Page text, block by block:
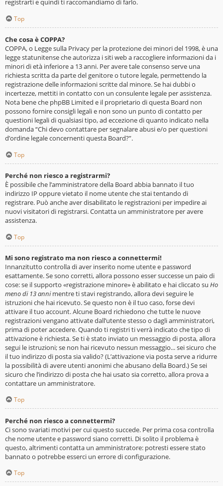
registrarti e quindi ti raccomandiamo di farlo.
Top
Che cosa è COPPA?
COPPA, o Legge sulla Privacy per la protezione dei minori del 1998, è una
legge statunitense che autorizza i siti web a raccogliere informazioni da i
minori di età inferiore a 13 anni. Per avere tale consenso serve una
richiesta scritta da parte del genitore o tutore legale, permettendo la
registrazione delle informazioni scritte dal minore. Se hai dubbi o
incertezze, mettiti in contatto con un consulente legale per assistenza.
Nota bene che phpBB Limited e il proprietario di questa Board non
possono fornire consigli legali e non sono un punto di contatto per
questioni legali di qualsiasi tipo, ad eccezione di quanto indicato nella
domanda “Chi devo contattare per segnalare abusi e/o per questioni
d’ordine legale concernenti questa Board?”.
Top
Perché non riesco a registrarmi?
È possibile che l’amministratore della Board abbia bannato il tuo
indirizzo IP oppure vietato il nome utente che stai tentando di
registrare. Può anche aver disabilitato le registrazioni per impedire ai
nuovi visitatori di registrarsi. Contatta un amministratore per avere
assistenza.
Top
Mi sono registrato ma non riesco a connettermi!
Innanzitutto controlla di aver inserito nome utente e password
esattamente. Se sono corretti, allora possono esser successe un paio di
cose: se il supporto «registrazione minore» è abilitato e hai cliccato su Ho
meno di 13 annimentre ti stavi registrando, allora devi seguire le
istruzioni che hai ricevuto. Se questo non è il tuo caso, forse devi
attivare il tuo account. Alcune Board richiedono che tutte le nuove
registrazioni vengano attivate dall’utente stesso o dagli amministratori,
prima di poter accedere. Quando ti registri ti verrà indicato che tipo di
attivazione è richiesta. Se ti è stato inviato un messaggio di posta, allora
segui le istruzioni; se non hai ricevuto nessun messaggio... sei sicuro che
il tuo indirizzo di posta sia valido? (L’attivazione via posta serve a ridurre
la possibilità di avere utenti anonimi che abusano della Board.) Se sei
sicuro che l’indirizzo di posta che hai usato sia corretto, allora prova a
contattare un amministratore.
Top
Perché non riesco a connettermi?
Ci sono svariati motivi per cui questo succede. Per prima cosa controlla
che nome utente e password siano corretti. Di solito il problema è
questo, altrimenti contatta un amministratore: potresti essere stato
bannato o potrebbe esserci un errore di configurazione.
Top